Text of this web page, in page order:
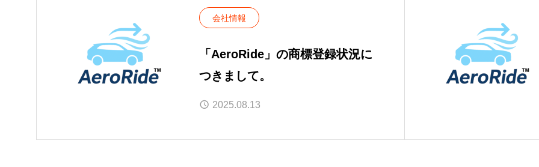
会社情報
「AeroRide」の商標登録状況に
つきまして。
2025.08.13